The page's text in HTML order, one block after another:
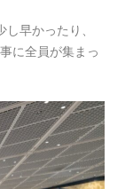
早かったり、
に全員が集まっ